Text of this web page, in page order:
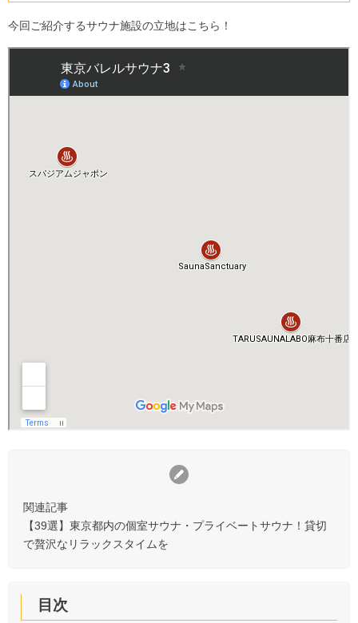
今回ご紹介するサウナ施設の立地はこちら！
関連記事
【39選】東京都内の個室サウナ・プライベートサウナ！貸切
で贅沢なリラックスタイムを
目次